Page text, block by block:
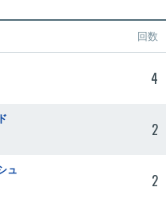
回数
4
2
ュ
2